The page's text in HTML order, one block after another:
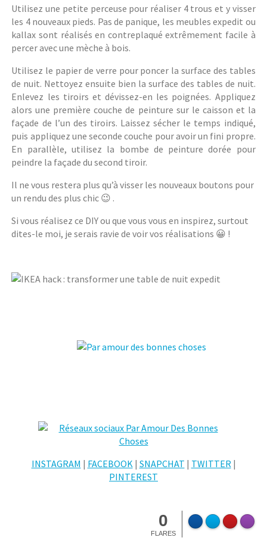
Utilisez une petite perceuse pour réaliser 4 trous et y visser
les 4 nouveaux pieds. Pas de panique, les meubles expedit ou
kallax sont réalisés en contreplaqué extrêmement facile à
percer avec une mèche à bois.
Utilisez le papier de verre pour poncer la surface des tables
de nuit. Nettoyez ensuite bien la surface des tables de nuit.
Enlevez les tiroirs et dévissez-en les poignées. Appliquez
alors une première couche de peinture sur le caisson et la
façade de l’un des tiroirs. Laissez sécher le temps indiqué,
puis appliquez une seconde couche pour avoir un fini propre.
En parallèle, utilisez la bombe de peinture dorée pour
peindre la façade du second tiroir.
Il ne vous restera plus qu’à visser les nouveaux boutons pour
un rendu des plus chic 😉 .
Si vous réalisez ce DIY ou que vous vous en inspirez, surtout
dites-le moi, je serais ravie de voir vos réalisations 😀 !
INSTAGRAM | FACEBOOK| SNAPCHAT | TWITTER|
PINTEREST
0
FLARES